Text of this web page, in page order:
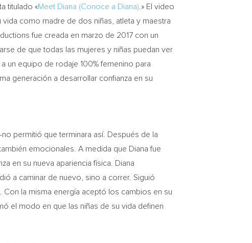
titulado «Meet Diana (Conoce a Diana) .» El video
como madre de dos niñas, atleta y maestra
fue creada en marzo de 2017 con un
de que todas las mujeres y niñas puedan ver
un equipo de rodaje 100% femenino para
generación a desarrollar confianza en su
permitió que terminara así. Después de la
emocionales. A medida que Diana fue
en su nueva apariencia física. Diana
a caminar de nuevo, sino a correr. Siguió
la misma energía aceptó los cambios en su
el modo en que las niñas de su vida definen